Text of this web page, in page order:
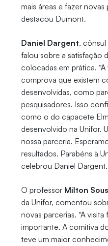
mais áreas e fazer novas
destacou Dumont.
Daniel Dargent, cônsul
falou sobre a satisfação
colocadas em prática.
comprova que existem
desenvolvidas, como
pesquisadores. Isso
como o do capacete
desenvolvido na Unifor.
nossa parceria.
resultados. Parabéns à
celebrou Daniel Dargent.
O professor Milton
da Unifor, comentou
novas parcerias. “A
importante. A comitiva
teve um maior